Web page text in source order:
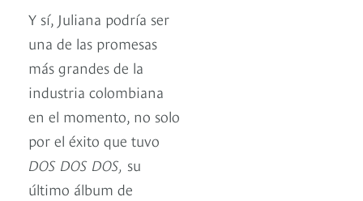
Y sí, Juliana podría ser
una de las promesas
más grandes de la
industria colombiana
en el momento, no solo
por el éxito que tuvo
DOS DOS DOS, su
último álbum de